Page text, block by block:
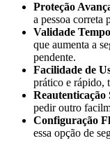
Proteção
a pessoa correta
Validade
que aumenta a
pendente.
Facilidade de
prático e rápido,
Reautenticação
pedir outro
Configuração
essa opção de